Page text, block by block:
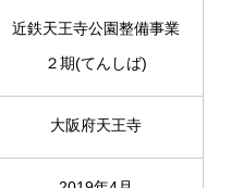
近鉄天王寺公園整備事業
２期(てんしば)
大阪府天王寺